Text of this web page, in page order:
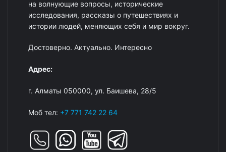
исследования, рассказы о путешествиях и
истории людей, меняющих себя и мир вокруг.
Скачать приложение